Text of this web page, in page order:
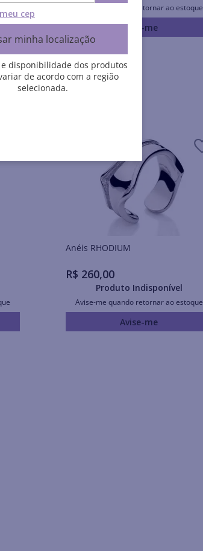
Avise-me quando retornar ao estoque
Avise-me
Anéis RHODIUM
R$ 260,00
Produto Indisponível
Avise-me quando retornar ao estoque
Avise-me
cep
minha localização
e disponibilidade dos produtos
de acordo com a região
selecionada.